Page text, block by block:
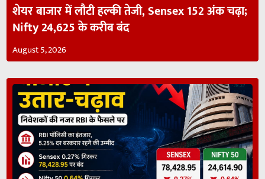
शेयर बाजार में लौटी हल्की तेजी, Sensex 152 अंक चढ़ा;
Nifty 24,625 के करीब बंद
August 5, 2026